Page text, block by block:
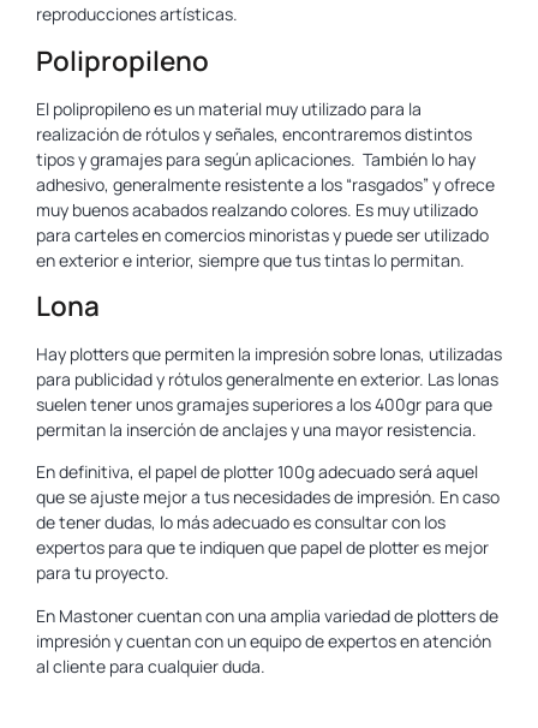
reproducciones artísticas.
Polipropileno
El polipropileno es un material muy utilizado para la
realización de rótulos y señales, encontraremos distintos
tipos y gramajes para según aplicaciones. También lo hay
adhesivo, generalmente resistente a los “rasgados” y ofrece
muy buenos acabados realzando colores. Es muy utilizado
para carteles en comercios minoristas y puede ser utilizado
en exterior e interior, siempre que tus tintas lo permitan.
Lona
Hay plotters que permiten la impresión sobre lonas, utilizadas
para publicidad y rótulos generalmente en exterior. Las lonas
suelen tener unos gramajes superiores a los 400gr para que
permitan la inserción de anclajes y una mayor resistencia.
En definitiva, el papel de plotter 100g adecuado será aquel
que se ajuste mejor a tus necesidades de impresión. En caso
de tener dudas, lo más adecuado es consultar con los
expertos para que te indiquen que papel de plotter es mejor
para tu proyecto.
En Mastoner cuentan con una amplia variedad de plotters de
impresión y cuentan con un equipo de expertos en atención
al cliente para cualquier duda.